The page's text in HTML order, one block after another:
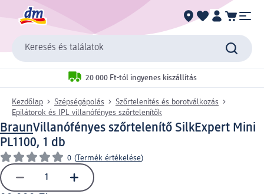
Keresés és találatok
20 000 Ft-tól ingyenes kiszállítás
Kezdőlap Szépségápolás
Szőrtelenítés és borotválkozás
Epilátorok és IPL villanófényes szőrtelenítők
BraunVillanófényes szőrtelenítő SilkExpert Mini
PL1100, 1 db
0 (Termék értékelése)